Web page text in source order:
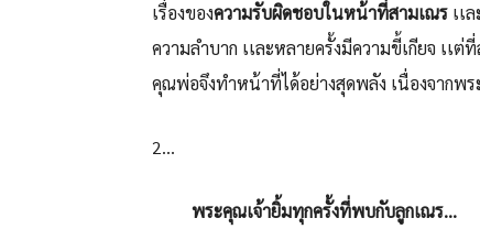
เรื่องของความรับผิดชอบในหน้าที่สามเณร เเ
ความลำบาก เเละหลายครั้งมีความขี้เกียจ เเ
คุณพ่อจึงทำหน้าที่ได้อย่างสุดพลัง เนื่องจากพร
2…
พระคุณเจ้ายิ้มทุกครั้งที่พบกับลูกเณร…